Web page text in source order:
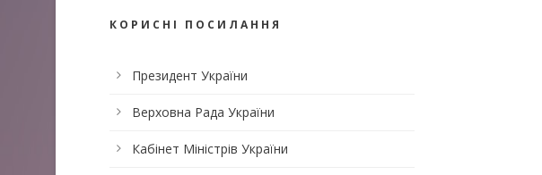
КОРИСНІ ПОСИЛАННЯ
Президент України
Верховна Рада України
Кабінет Міністрів України